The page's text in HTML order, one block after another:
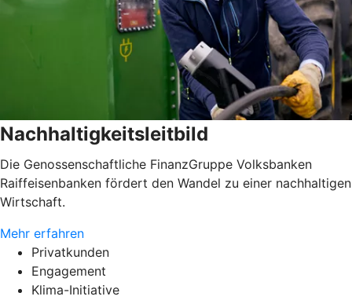
Nachhaltigkeitsleitbild
Die Genossenschaftliche FinanzGruppe Volksbanken
Raiffeisenbanken fördert den Wandel zu einer nachhaltigen
Wirtschaft.
Mehr erfahren
Privatkunden
Engagement
Klima-Initiative